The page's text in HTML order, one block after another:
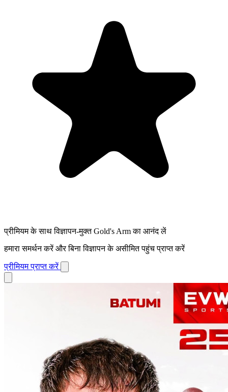
प्रीमियम के साथ विज्ञापन-मुक्त Gold's Arm का आनंद लें
हमारा समर्थन करें और बिना विज्ञापन के असीमित पहुंच प्राप्त करें
प्रीमियम प्राप्त करें